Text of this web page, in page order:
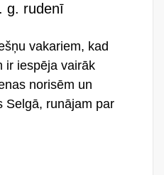
g. rudenī
vakariem, kad
ir iespēja vairāk
norisēm un
Selgā, runājam par